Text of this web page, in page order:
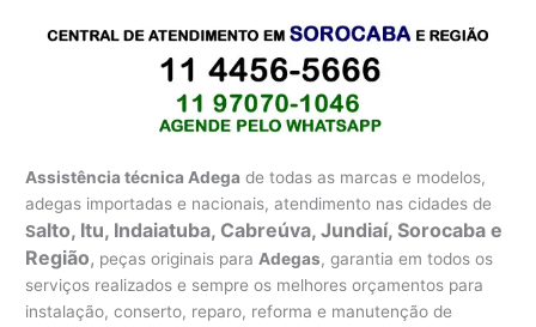
Assistência técnica Adega de todas as marcas e modelos,
adegas importadas e nacionais, atendimento nas cidades de
Salto, Itu, Indaiatuba, Cabreúva, Jundiaí, Sorocaba e
Região, peças originais para Adegas, garantia em todos os
serviços realizados e sempre os melhores orçamentos para
instalação, conserto, reparo, reforma e manutenção de